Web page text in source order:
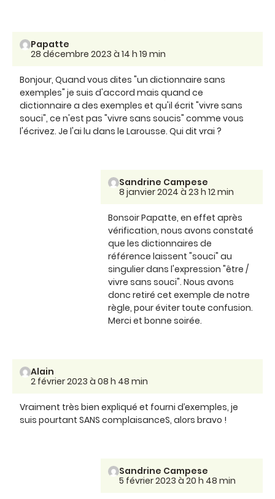
Papatte
28 décembre 2023 à 14 h 19 min
Bonjour, Quand vous dites "un dictionnaire sans
exemples" je suis d'accord mais quand ce
dictionnaire a des exemples et qu'il écrit "vivre sans
souci", ce n'est pas "vivre sans soucis" comme vous
l'écrivez. Je l'ai lu dans le Larousse. Qui dit vrai ?
Sandrine Campese
8 janvier 2024 à 23 h 12 min
Bonsoir Papatte, en effet après
vérification, nous avons constaté
que les dictionnaires de
référence laissent "souci" au
singulier dans l'expression "être /
vivre sans souci". Nous avons
donc retiré cet exemple de notre
règle, pour éviter toute confusion.
Merci et bonne soirée.
Alain
2 février 2023 à 08 h 48 min
Vraiment très bien expliqué et fourni d’exemples, je
suis pourtant SANS complaisanceS, alors bravo !
Sandrine Campese
5 février 2023 à 20 h 48 min